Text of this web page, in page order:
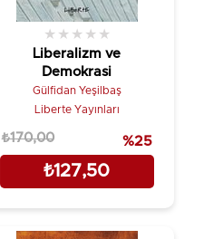
Liberalizm ve
Demokrasi
★ ★ ★ ★ ★
Gülfidan Yeşilbaş
Liberte Yayınları
₺127,50
₺170,00 %25